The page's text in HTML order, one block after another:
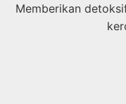
Memberikan